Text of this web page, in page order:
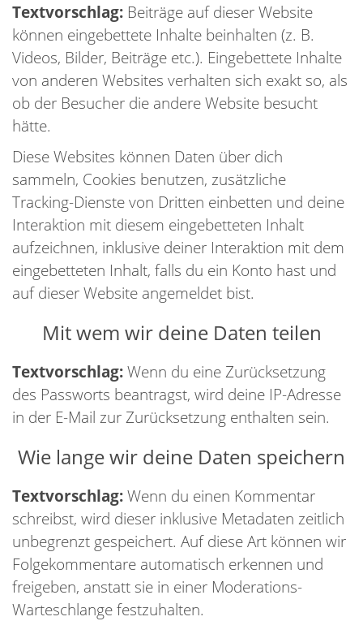
Textvorschlag: Beiträge auf dieser Website
können eingebettete Inhalte beinhalten (z. B.
Videos, Bilder, Beiträge etc.). Eingebettete Inhalte
von anderen Websites verhalten sich exakt so, als
ob der Besucher die andere Website besucht
hätte.
Diese Websites können Daten über dich
sammeln, Cookies benutzen, zusätzliche
Tracking-Dienste von Dritten einbetten und deine
Interaktion mit diesem eingebetteten Inhalt
aufzeichnen, inklusive deiner Interaktion mit dem
eingebetteten Inhalt, falls du ein Konto hast und
auf dieser Website angemeldet bist.
Mit wem wir deine Daten teilen
Textvorschlag:Wenn du eine Zurücksetzung
des Passworts beantragst, wird deine IP-Adresse
in der E-Mail zur Zurücksetzung enthalten sein.
Wie lange wir deine Daten speichern
Textvorschlag:Wenn du einen Kommentar
schreibst, wird dieser inklusive Metadaten zeitlich
unbegrenzt gespeichert. Auf diese Art können wir
Folgekommentare automatisch erkennen und
freigeben, anstatt sie in einer Moderations-
Warteschlange festzuhalten.